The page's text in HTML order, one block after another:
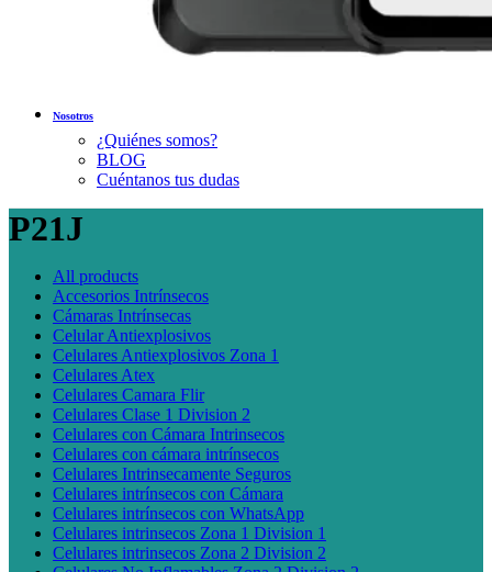
Nosotros
¿Quiénes somos?
BLOG
Cuéntanos tus dudas
P21J
All products
Accesorios Intrínsecos
Cámaras Intrínsecas
Celular Antiexplosivos
Celulares Antiexplosivos Zona 1
Celulares Atex
Celulares Camara Flir
Celulares Clase 1 Division 2
Celulares con Cámara Intrinsecos
Celulares con cámara intrínsecos
Celulares Intrinsecamente Seguros
Celulares intrínsecos con Cámara
Celulares intrínsecos con WhatsApp
Celulares intrinsecos Zona 1 Division 1
Celulares intrinsecos Zona 2 Division 2